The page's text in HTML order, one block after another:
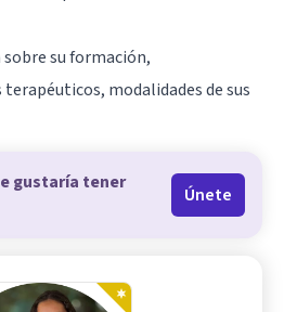
su formación,
modalidades de sus
gustaría tener
Únete